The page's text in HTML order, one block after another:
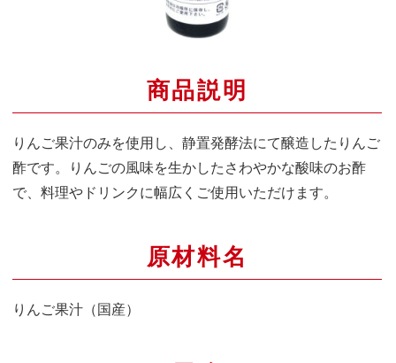
商品説明
りんご果汁のみを使用し、静置発酵法にて醸造したりんご
酢です。りんごの風味を生かしたさわやかな酸味のお酢
で、料理やドリンクに幅広くご使用いただけます。
原材料名
りんご果汁（国産）